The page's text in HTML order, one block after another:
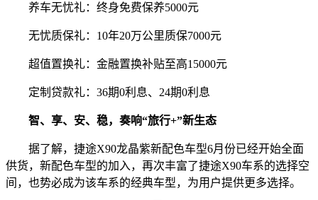
养车无忧礼：终身免费保养5000元
无忧质保礼：10年20万公里质保7000元
超值置换礼：金融置换补贴至高15000元
定制贷款礼：36期0利息、24期0利息
智、享、安、稳，奏响“旅行+”新生态
据了解，捷途X90龙晶紫新配色车型6月份已经开始全面
供货，新配色车型的加入，再次丰富了捷途X90车系的选择空
间，也势必成为该车系的经典车型，为用户提供更多选择。